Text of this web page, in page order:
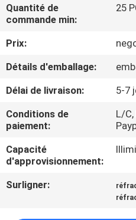
VISITE
CONTRÔLE
DE
LA
QUALITÉ
CONTACT
Quantité de
commande min:
25
Prix:
Détails d'emballage:
Délai de livraison:
5-7
Conditions de
paiement:
L/
Capacité
d'approvisionnement:
Surligner: